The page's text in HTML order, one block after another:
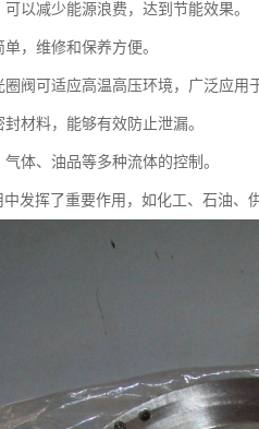
以减少能源浪费，达到节能效果。
，维修和保养方便。
阀可适应高温高压环境，广泛应用
材料，能够有效防止泄漏。
体、油品等多种流体的控制。
发挥了重要作用，如化工、石油、